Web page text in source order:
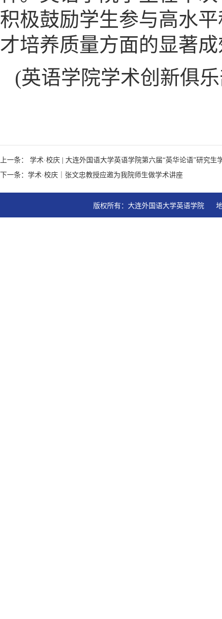
积极鼓励学生参与高水
才培养质量方面的显著
(英语学院学术创新俱
上一条： 学术·校庆 | 大连外国语大学英语学院第六届“英华论语”研究生
下一条：学术·校庆｜张文忠教授应邀为我院师生做学术讲座
版权所有：大连外国语大学英语学院